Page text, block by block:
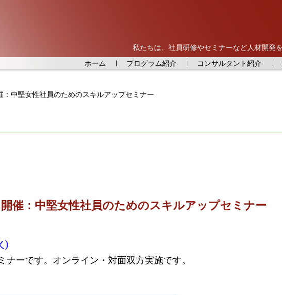
私たちは、社員研修やセミナーなど人材開発
ホーム
プログラム紹介 コンサルタント紹介
：中堅女性社員のためのスキルアップセミナー
開催：中堅女性社員のためのスキルアップセミナー
)
ーです。オンライン・対面双方実施です。